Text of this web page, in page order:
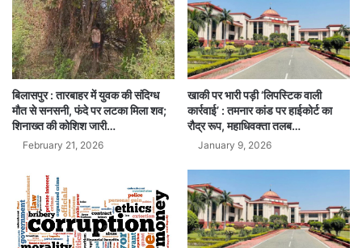
बिलासपुर : तारबाहर में युवक की संदिग्ध
मौत से सनसनी, फंदे पर लटका मिला शव;
शिनाख्त की कोशिश जारी…
February 21, 2026
खाकी पर भारी पड़ी ‘लिपस्टिक वाली
कार्रवाई’ : तमनार कांड पर हाईकोर्ट का
रौद्र रूप, महाधिवक्ता तलब…
January 9, 2026